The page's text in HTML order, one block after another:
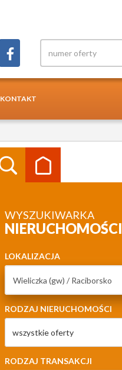
KONTAKT
WYSZUKIWARKA
NIERUCHOMOŚCI
LOKALIZACJA
RODZAJ NIERUCHOMOŚCI
wszystkie oferty
RODZAJ TRANSAKCJI